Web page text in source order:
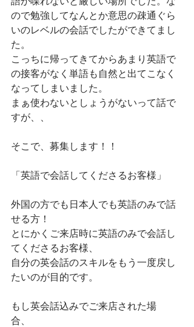
ので勉強してなんとか意思の疎通ぐら
いのレベルの会話でしたができてまし
た。
こっちに帰ってきてからあまり英語で
の接客がなく単語も自然と出てこなく
なってしまいました。
まぁ使わないとしょうがないって話で
すが、、
そこで、募集します！！
「英語で会話してくださるお客様」
外国の方でも日本人でも英語のみで話
せる方！
とにかくご来店時に英語のみで会話し
てくださるお客様、
自分の英会話のスキルをもう一度戻し
たいのが目的です。
もし英会話込みでご来店された場
合、